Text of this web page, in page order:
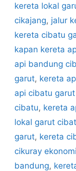
kereta lokal
cikajang, jalur
kereta cibatu
kapan kereta
api bandung
garut, kereta
api cibatu
cibatu, kereta
lokal garut
garut, kereta
cikuray ekonomi
bandung,